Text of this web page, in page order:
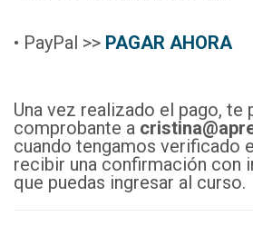
• PayPal >> PAGAR AHORA
Una vez realizado el pago, te
comprobante a
cuando tengamos verificado
recibir una confirmación con
que puedas ingresar al curso.